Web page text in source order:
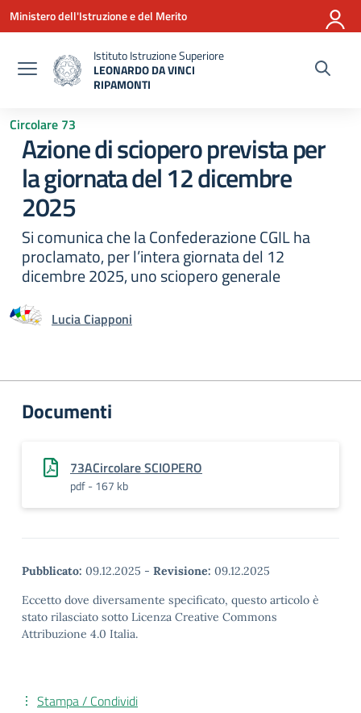
Vai ai contenuti
Vai al menu di navigazione
Vai al footer
Ministero dell'Istruzione e del Merito
Istituto Istruzione Superiore
LEONARDO DA VINCI
RIPAMONTI
Circolare 73
Azione di sciopero prevista per
la giornata del 12 dicembre
2025
Si comunica che la Confederazione CGIL ha
proclamato, per l’intera giornata del 12
dicembre 2025, uno sciopero generale
Lucia Ciapponi
Documenti
73ACircolare SCIOPERO
pdf - 167 kb
Pubblicato: 09.12.2025 - Revisione: 09.12.2025
Eccetto dove diversamente specificato, questo articolo è
stato rilasciato sotto Licenza Creative Commons
Attribuzione 4.0 Italia.
Stampa / Condividi